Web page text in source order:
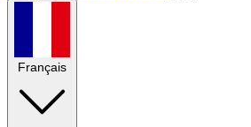
Français